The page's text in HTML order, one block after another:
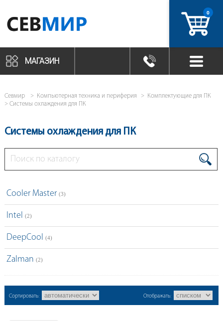
0
МАГАЗИН
Севмир Компьютерная техника и периферия
Комплектующие для ПК
Системы охлаждения для ПК
Системы охлаждения для ПК
Cooler Master(3)
Intel(2)
DeepCool(4)
Zalman(2)
Сортировать: Отображать: